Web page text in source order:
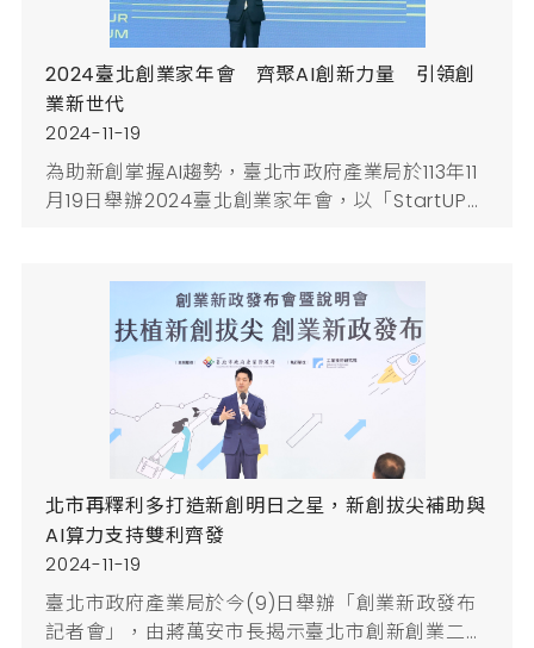
2024臺北創業家年會 齊聚AI創新力量 引領創
業新世代
2024-11-19
為助新創掌握AI趨勢，臺北市政府產業局於113年11
月19日舉辦2024臺北創業家年會，以「StartUP
共襄盛舉，一同探索AI技術帶來的機遇與挑戰，並
展望AI技術成為新創企業的驅動引擎，帶動臺灣新
創產業爆發性成長。臺北市政府俞振華副秘書長致
詞表示，AI產業具高度發展潛力，尤其是生成式AI
北市再釋利多打造新創明日之星，新創拔尖補助與
AI算力支持雙利齊發
2024-11-19
臺北市政府產業局於今(9)日舉辦「創業新政發布
記者會」，由蔣萬安市長揭示臺北市創新創業二大